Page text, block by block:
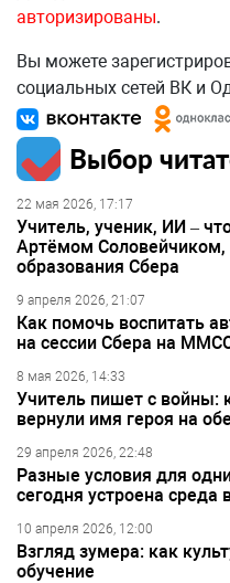
авторизированы.
Вы можете
социальных сетей ВК и
Выбор
22 мая 2026, 17:17
Учитель, ученик, ИИ –
Артёмом Соловейчиком,
образования Сбера
9 апреля 2026, 21:07
Как помочь воспитать
на сессии Сбера на
8 мая 2026, 14:33
Учитель пишет с войны:
вернули имя героя на
29 апреля 2026, 22:48
Разные условия для
сегодня устроена среда
10 апреля 2026, 12:00
Взгляд зумера: как
обучение